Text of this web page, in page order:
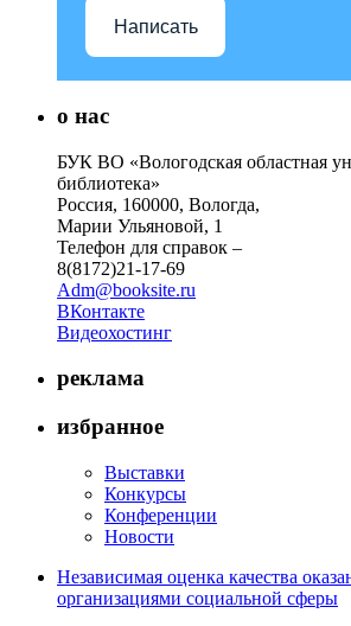
Написать
о нас
БУК ВО «Вологодская областная
библиотека»
Россия, 160000, Вологда,
Марии Ульяновой, 1
Телефон для справок –
8(8172)21-17-69
Adm@booksite.ru
ВКонтакте
Видеохостинг
реклама
избранное
Выставки
Конкурсы
Конференции
Новости
Независимая оценка качества
организациями социальной сферы